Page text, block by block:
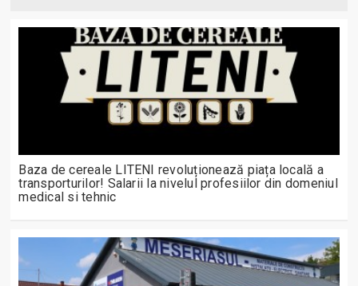
Baza de cereale LITENI revoluționează piața locală a
transporturilor! Salarii la nivelul profesiilor din domeniul
medical si tehnic